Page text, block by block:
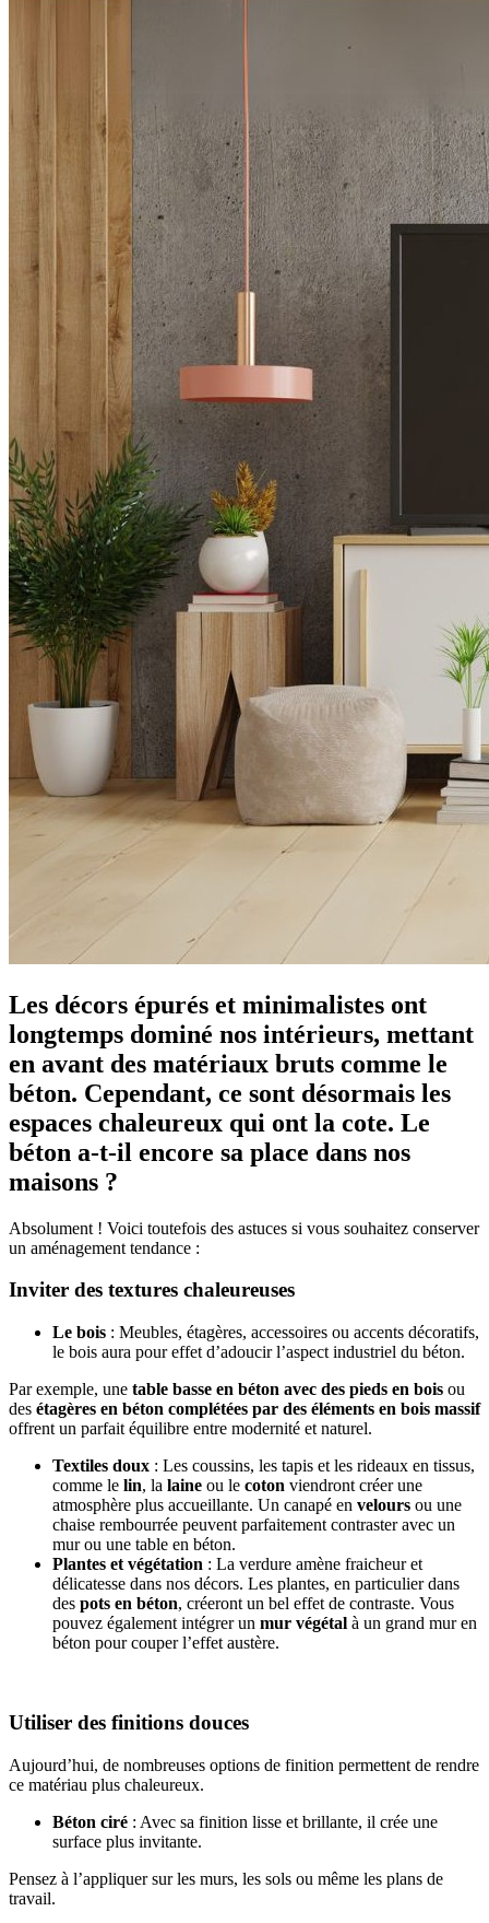
Les décors épurés et minimalistes ont
longtemps dominé nos intérieurs, mettant
en avant des matériaux bruts comme le
béton. Cependant, ce sont désormais les
espaces chaleureux qui ont la cote. Le
béton a-t-il encore sa place dans nos
maisons ?
Absolument ! Voici toutefois des astuces si vous souhaitez conserver
un aménagement tendance :
Inviter des textures chaleureuses
Le bois : Meubles, étagères, accessoires ou accents décoratifs,
le bois aura pour effet d’adoucir l’aspect industriel du béton.
Par exemple, une table basse en béton avec des pieds en bois ou
des étagères en béton complétées par des éléments en bois massif
offrent un parfait équilibre entre modernité et naturel.
Textiles doux : Les coussins, les tapis et les rideaux en tissus,
comme le lin, la laine ou le coton viendront créer une
atmosphère plus accueillante. Un canapé en velours ou une
chaise rembourrée peuvent parfaitement contraster avec un
mur ou une table en béton.
Plantes et végétation : La verdure amène fraicheur et
délicatesse dans nos décors. Les plantes, en particulier dans
des pots en béton, créeront un bel effet de contraste. Vous
pouvez également intégrer un mur végétal à un grand mur en
béton pour couper l’effet austère.
Utiliser des finitions douces
Aujourd’hui, de nombreuses options de finition permettent de rendre
ce matériau plus chaleureux.
Béton ciré : Avec sa finition lisse et brillante, il crée une
surface plus invitante.
Pensez à l’appliquer sur les murs, les sols ou même les plans de
travail.